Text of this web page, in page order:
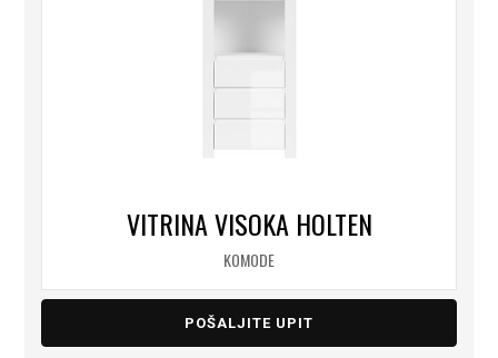
VITRINA VISOKA HOLTEN
KOMODE
POŠALJITE UPIT